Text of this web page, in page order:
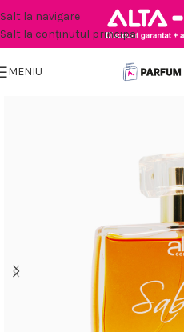
Salt la navigare
Salt la conținutul principal
MENIU